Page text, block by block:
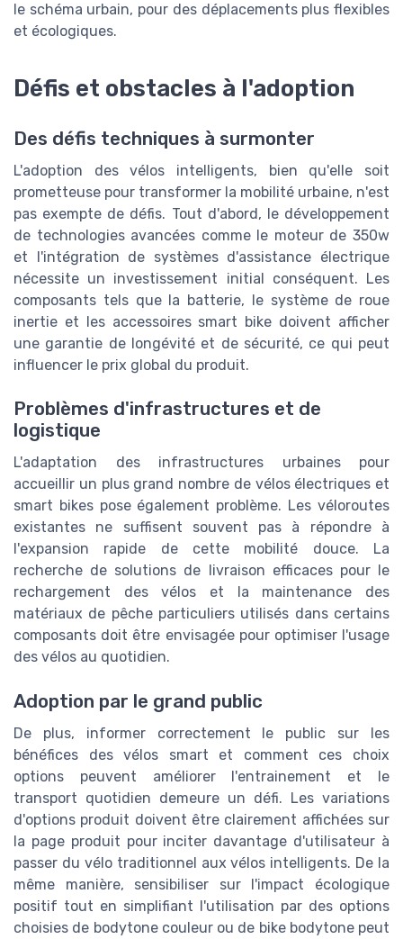
le schéma urbain, pour des déplacements plus flexibles
et écologiques.
Défis et obstacles à l'adoption
Des défis techniques à surmonter
L'adoption des vélos intelligents, bien qu'elle soit
prometteuse pour transformer la mobilité urbaine, n'est
pas exempte de défis. Tout d'abord, le développement
de technologies avancées comme le moteur de 350w
et l'intégration de systèmes d'assistance électrique
nécessite un investissement initial conséquent. Les
composants tels que la batterie, le système de roue
inertie et les accessoires smart bike doivent afficher
une garantie de longévité et de sécurité, ce qui peut
influencer le prix global du produit.
Problèmes d'infrastructures et de
logistique
L'adaptation des infrastructures urbaines pour
accueillir un plus grand nombre de vélos électriques et
smart bikes pose également problème. Les véloroutes
existantes ne suffisent souvent pas à répondre à
l'expansion rapide de cette mobilité douce. La
recherche de solutions de livraison efficaces pour le
rechargement des vélos et la maintenance des
matériaux de pêche particuliers utilisés dans certains
composants doit être envisagée pour optimiser l'usage
des vélos au quotidien.
Adoption par le grand public
De plus, informer correctement le public sur les
bénéfices des vélos smart et comment ces choix
options peuvent améliorer l'entrainement et le
transport quotidien demeure un défi. Les variations
d'options produit doivent être clairement affichées sur
la page produit pour inciter davantage d'utilisateur à
passer du vélo traditionnel aux vélos intelligents. De la
même manière, sensibiliser sur l'impact écologique
positif tout en simplifiant l'utilisation par des options
choisies de bodytone couleur ou de bike bodytone peut